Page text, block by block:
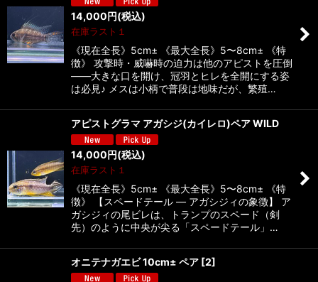
14,000 円(税込)
在庫ラスト１
《現在全長》5cm± 《最大全長》5〜8cm± 《特
徴》 攻撃時・威嚇時の迫力は他のアピストを圧倒
——大きな口を開け、冠羽とヒレを全開にする姿
は必見♪ メスは小柄で普段は地味だが、繁殖…
アピストグラマ アガシジ(カイレロ)ペア WILD
14,000円(税込)
在庫ラスト１
《現在全長》5cm± 《最大全長》5〜8cm± 《特
徴》 【スペードテール — アガシジィの象徴】 ア
ガシジィの尾ビレは、トランプのスペード（剣
先）のように中央が尖る「スペードテール」…
オニテナガエビ 10cm± ペア [2]